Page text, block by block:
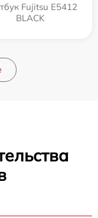
Fujitsu E5412
BLACK